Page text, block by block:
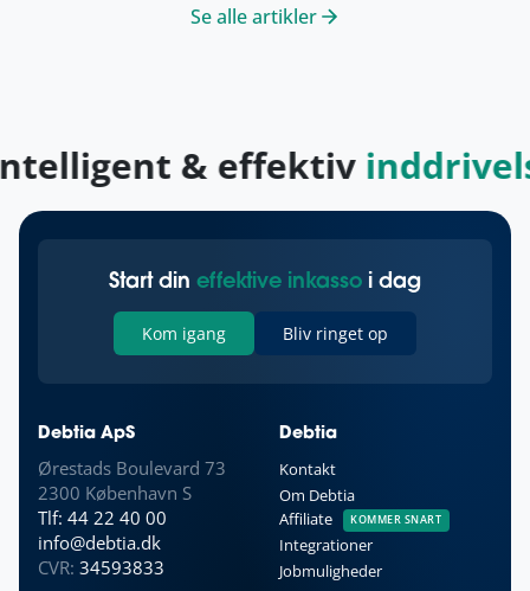
Se alle artikler
& effektiv
Start din effektive inkasso i dag
Kom igang Bliv ringet op
Debtia ApS
Ørestads Boulevard 73
2300 København S
Tlf: 44 22 40 00
info@debtia.dk
CVR: 34593833
Debtia
Kontakt
Om Debtia
Affiliate
KOMMER SNART
Integrationer
Jobmuligheder